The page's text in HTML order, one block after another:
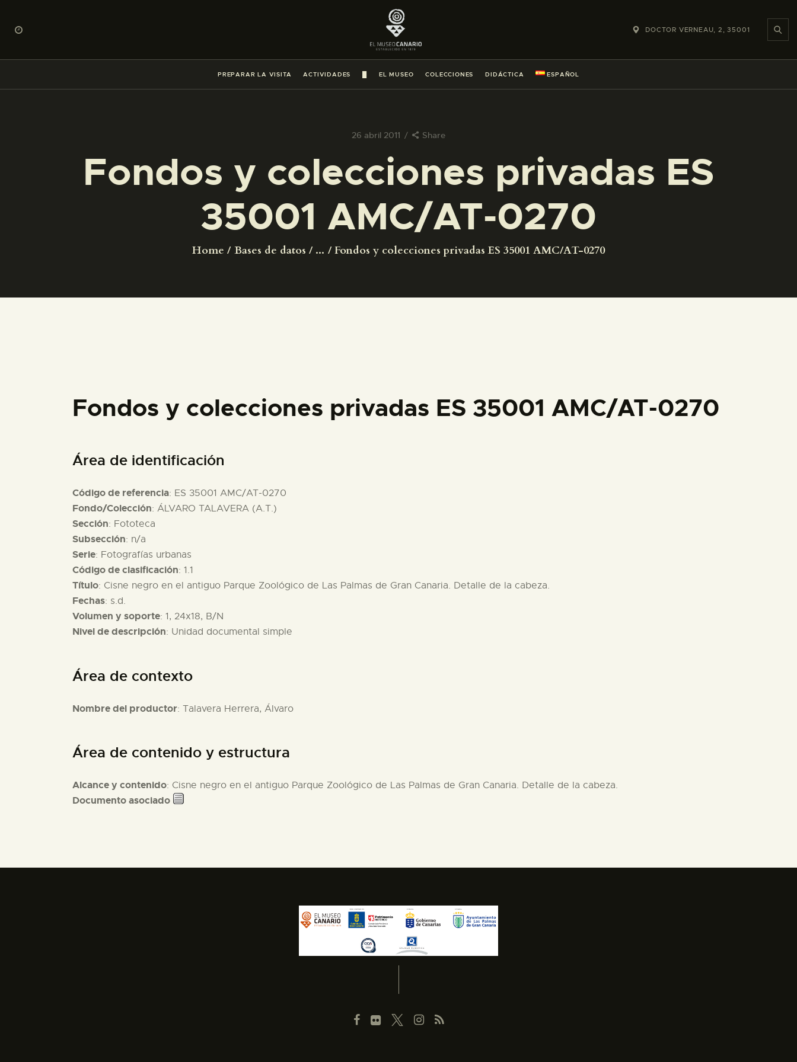
DOCTOR VERNEAU, 2, 35001
PREPARAR LA VISITA ACTIVIDADES EL MUSEO COLECCIONES DIDÁCTICA ESPAÑOL
26 abril 2011 Share
Fondos y colecciones privadas ES
35001 AMC/AT-0270
Home Bases de datos ... Fondos y colecciones privadas ES 35001 AMC/AT-0270
PREPARAR LA VISITA
ACTIVIDADES
█
COLECCIONES
DIDÁCTICA
ESPAÑOL
Fondos y colecciones privadas ES 35001 AMC/AT-0270
Área de identificación
Código de referencia: ES 35001 AMC/AT-0270
Fondo/Colección: ÁLVARO TALAVERA (A.T.)
Sección: Fototeca
Subsección: n/a
Serie: Fotografías urbanas
Código de clasificación: 1.1
Título: Cisne negro en el antiguo Parque Zoológico de Las Palmas de Gran Canaria. Detalle de la cabeza.
Fechas: s.d.
Volumen y soporte: 1, 24x18, B/N
Nivel de descripción: Unidad documental simple
Área de contexto
Nombre del productor: Talavera Herrera, Álvaro
Área de contenido y estructura
Alcance y contenido: Cisne negro en el antiguo Parque Zoológico de Las Palmas de Gran Canaria. Detalle de la cabeza.
Documento asociado